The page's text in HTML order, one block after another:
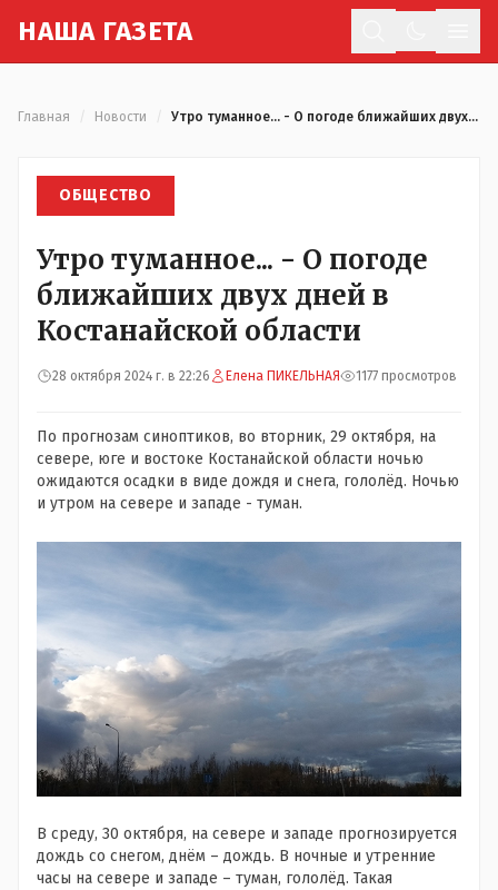
НАША ГАЗЕТА
Главная Новости Утро туманное... - О погоде ближайших двух дней в Костанайской области
ОБЩЕСТВО
Утро туманное... - О погоде
ближайших двух дней в
Костанайской области
28 октября 2024 г. в 22:26 Елена ПИКЕЛЬНАЯ 1177 просмотров
По прогнозам синоптиков, во вторник, 29 октября, на
севере, юге и востоке Костанайской области ночью
ожидаются осадки в виде дождя и снега, гололёд. Ночью
и утром на севере и западе - туман.
В среду, 30 октября, на севере и западе прогнозируется
дождь со снегом, днём – дождь. В ночные и утренние
часы на севере и западе – туман, гололёд. Такая